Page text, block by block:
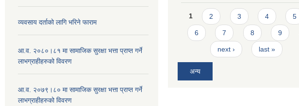
व्यवसाय दर्ताको लागि भरिने फाराम
आ.व. २०८०।८१ मा सामाजिक सुरक्षा भत्ता प्राप्त गर्ने
लाभग्राहीहरुको विवरण
आ.व. २०७९।८० मा सामाजिक सुरक्षा भत्ता प्राप्त गर्ने
लाभग्राहीहरुको विवरण
Pages
1 2 3 4 5
6 7 8 9
next › last »
अन्य